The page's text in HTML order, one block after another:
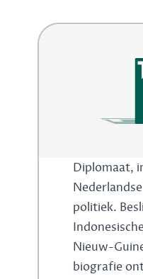
Diplomaat,
politiek.
Nieuw-
biografie